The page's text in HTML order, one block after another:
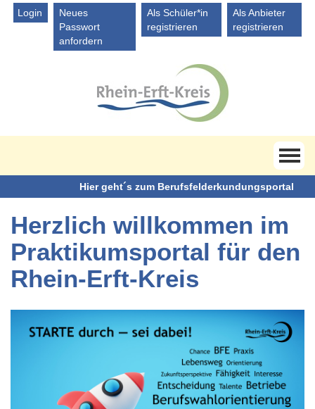
Direkt
zum
Login
Neues
Passwort
anfordern
Als Schüler*in
registrieren
Als Anbieter
registrieren
Hier geht´s zum Berufsfelderkundungsportal
Herzlich willkommen im
Praktikumsportal für den
Rhein-Erft-Kreis